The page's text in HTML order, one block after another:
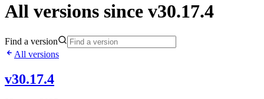
All versions since v30.17.4
Find a version
All versions
v30.17.4